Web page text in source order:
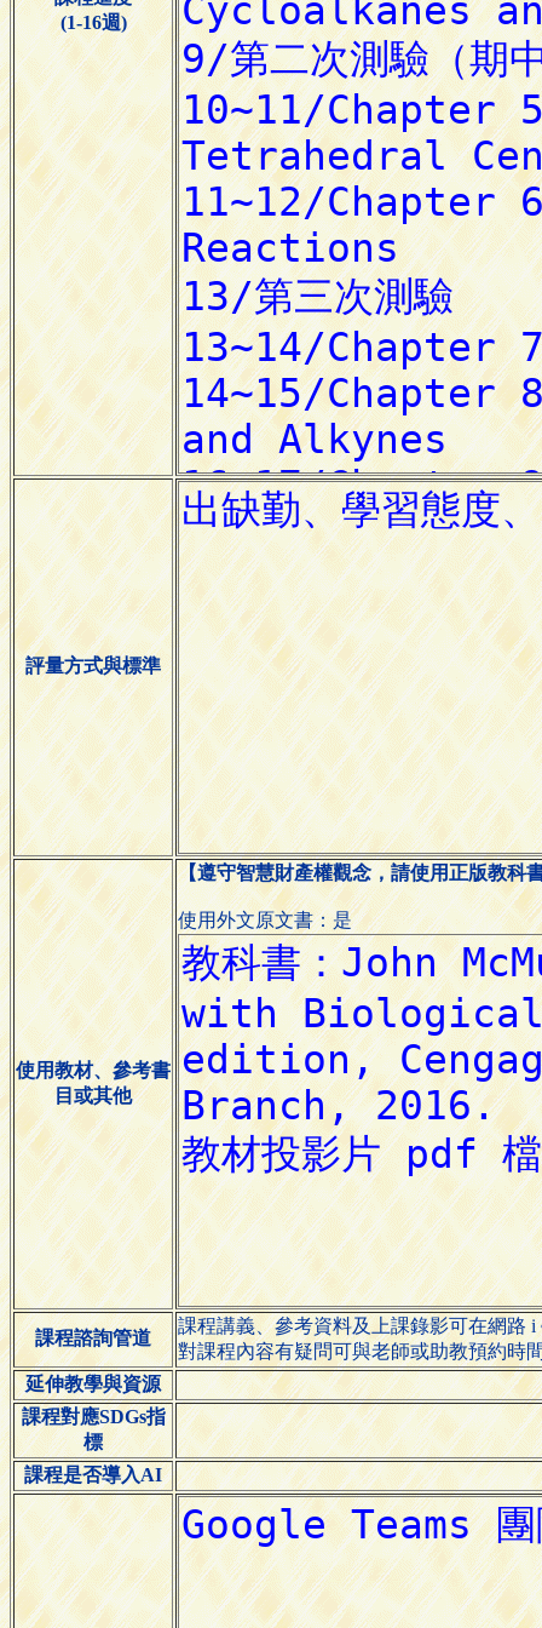
(1-16週)
評量方式與標準
使用教材、參考書
目或其他
【遵守智慧財產權觀念，請使用正版教科
使用外文原文書：是
課程諮詢管道
課程講義、參考資料及上課錄影可在網路 i
對課程內容有疑問可與老師或助教預約時
延伸教學與資源
課程對應SDGs指
標
課程是否導入AI